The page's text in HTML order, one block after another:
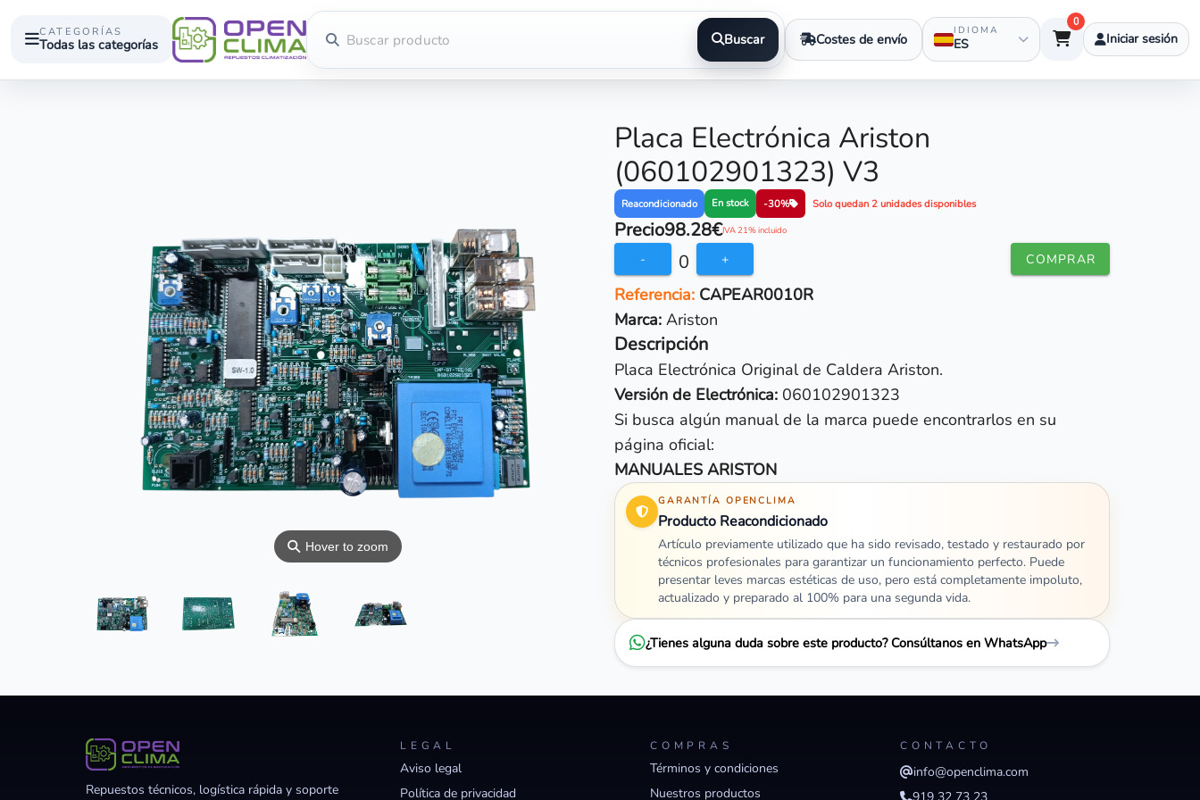
CATEGORÍAS
Todas las categorías Buscar Costes de envío IDIOMA
ES
0
Iniciar sesión
⚲ Hover to zoom
Placa Electrónica Ariston
(060102901323) V3
Reacondicionado En stock -30% Solo quedan 2 unidades disponibles
Precio98.28€IVA 21% incluido
- 0 + COMPRAR
Referencia:CAPEAR0010R
Marca: Ariston
Descripción
Placa Electrónica Original de Caldera Ariston.
Versión de Electrónica:060102901323
Si busca algún manual de la marca puede encontrarlos en su
página oficial:
MANUALES ARISTON
GARANTÍA OPENCLIMA
Producto Reacondicionado
Artículo previamente utilizado que ha sido revisado, testado y restaurado por
técnicos profesionales para garantizar un funcionamiento perfecto. Puede
presentar leves marcas estéticas de uso, pero está completamente impoluto,
actualizado y preparado al 100% para una segunda vida.
¿Tienes alguna duda sobre este producto? Consúltanos en WhatsApp
Repuestos técnicos, logística rápida y soporte
LEGAL
Aviso legal
Política de privacidad
COMPRAS
Términos y condiciones
Nuestros productos
CONTACTO
info@openclima.com